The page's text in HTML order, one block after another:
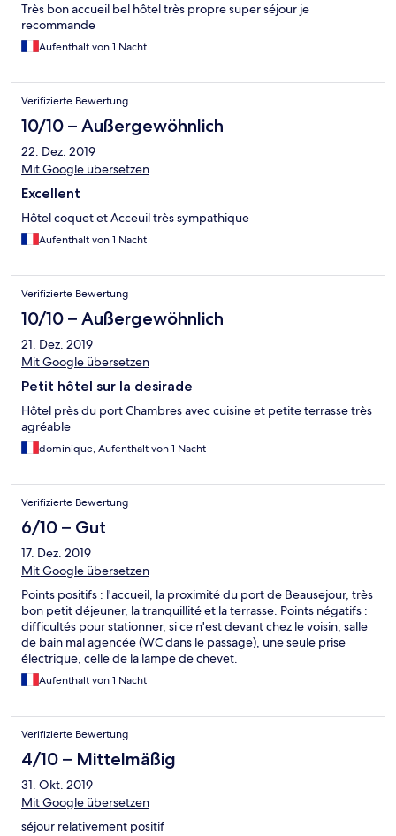
Très bon accueil bel hôtel très propre super séjour je
recommande
Aufenthalt von 1 Nacht
Verifizierte Bewertung
10/10 – Außergewöhnlich
22. Dez. 2019
Mit Google übersetzen
Excellent
Hôtel coquet et Acceuil très sympathique
Aufenthalt von 1 Nacht
Verifizierte Bewertung
10/10 – Außergewöhnlich
21. Dez. 2019
Mit Google übersetzen
Petit hôtel sur la desirade
Hôtel près du port Chambres avec cuisine et petite terrasse très
agréable
dominique, Aufenthalt von 1 Nacht
Verifizierte Bewertung
6/10 – Gut
17. Dez. 2019
Mit Google übersetzen
Points positifs : l'accueil, la proximité du port de Beausejour, très
bon petit déjeuner, la tranquillité et la terrasse. Points négatifs :
difficultés pour stationner, si ce n'est devant chez le voisin, salle
de bain mal agencée (WC dans le passage), une seule prise
électrique, celle de la lampe de chevet.
Aufenthalt von 1 Nacht
Verifizierte Bewertung
4/10 – Mittelmäßig
31. Okt. 2019
Mit Google übersetzen
séjour relativement positif